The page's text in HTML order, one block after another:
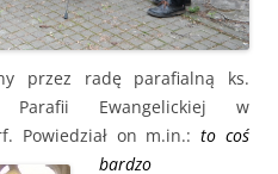
przez radę parafialną ks.
Ewangelickiej w
Powiedział on m.in.:to coś
bardzo